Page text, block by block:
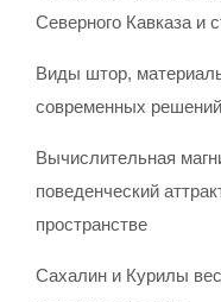
Северного Кавказа и
Виды штор,
современных
Вычислительная
поведенческий
пространстве
Сахалин и Курилы